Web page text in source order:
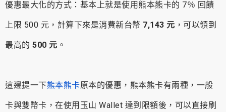
優惠最大化的方式：基本上就是使用熊本熊卡的 7％ 回饋
上限 500 元，計算下來是消費新台幣 7,143 元 ，可以領到
最高的 500 元 。
這邊提一下熊本熊卡原本的優惠，熊本熊卡有兩種，一般
卡與雙幣卡，在使用玉山 Wallet 達到限額後，可以直接刷